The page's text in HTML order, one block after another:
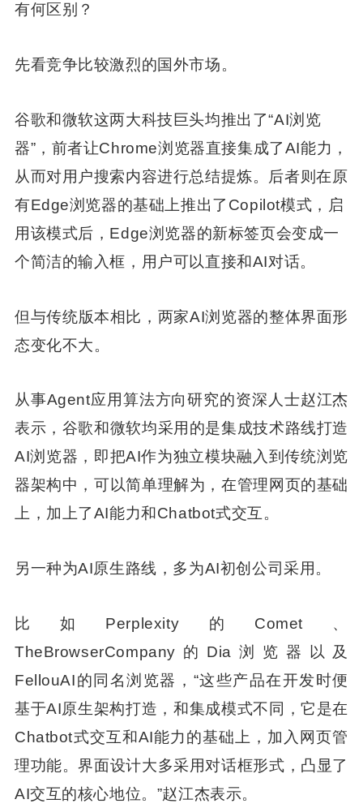
有何区别？
先看竞争比较激烈的国外市场。
谷歌和微软这两大科技巨头均推出了“AI浏览
器”，前者让Chrome浏览器直接集成了AI能力，
从而对用户搜索内容进行总结提炼。后者则在原
有Edge浏览器的基础上推出了Copilot模式，启
用该模式后，Edge浏览器的新标签页会变成一
个简洁的输入框，用户可以直接和AI对话。
但与传统版本相比，两家AI浏览器的整体界面形
态变化不大。
从事Agent应用算法方向研究的资深人士赵江杰
表示，谷歌和微软均采用的是集成技术路线打造
AI浏览器，即把AI作为独立模块融入到传统浏览
器架构中，可以简单理解为，在管理网页的基础
上，加上了AI能力和Chatbot式交互。
另一种为AI原生路线，多为AI初创公司采用。
比如Perplexity的Comet、
TheBrowserCompany的Dia浏览器以及
FellouAI的同名浏览器，“这些产品在开发时便
基于AI原生架构打造，和集成模式不同，它是在
Chatbot式交互和AI能力的基础上，加入网页管
理功能。界面设计大多采用对话框形式，凸显了
AI交互的核心地位。”赵江杰表示。